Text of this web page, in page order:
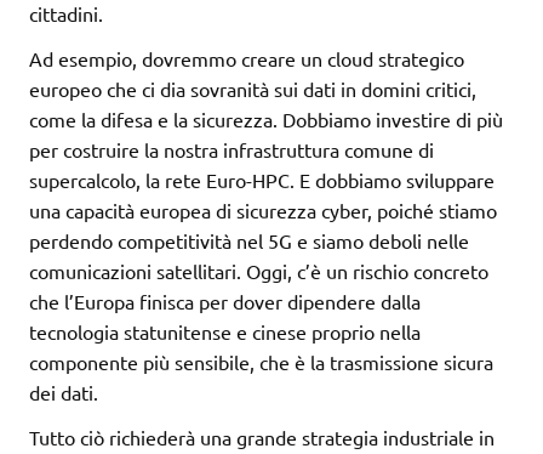
cittadini.
Ad esempio, dovremmo creare un cloud strategico
europeo che ci dia sovranità sui dati in domini critici,
come la difesa e la sicurezza. Dobbiamo investire di più
per costruire la nostra infrastruttura comune di
supercalcolo, la rete Euro-HPC. E dobbiamo sviluppare
una capacità europea di sicurezza cyber, poiché stiamo
perdendo competitività nel 5G e siamo deboli nelle
comunicazioni satellitari. Oggi, c’è un rischio concreto
che l’Europa finisca per dover dipendere dalla
tecnologia statunitense e cinese proprio nella
componente più sensibile, che è la trasmissione sicura
dei dati.
Tutto ciò richiederà una grande strategia industriale in